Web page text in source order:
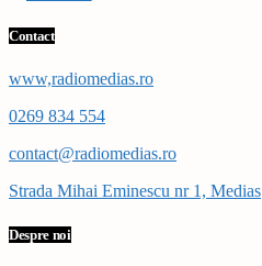
Contact
www,radiomedias.ro
0269 834 554
contact@radiomedias.ro
Strada Mihai Eminescu nr 1, Medias
Despre noi